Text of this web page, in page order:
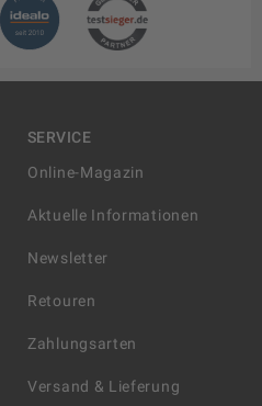
SERVICE
Online-Magazin
Aktuelle Informationen
Newsletter
Retouren
Zahlungsarten
Versand & Lieferung